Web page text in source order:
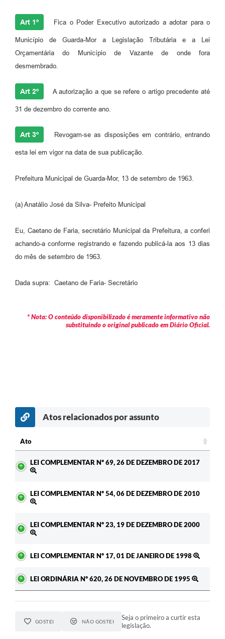
Art 1º Fica o Poder Executivo autorizado a adotar para o
Município de Guarda-Mor a Legislação Tributária e a Lei
Orçamentária do Município de Vazante de onde fora
desmembrado.
Art 2º A autorização a que se refere o artigo precedente até
31 de dezembro do corrente ano.
Art 3º Revogam-se as disposições em contrário, entrando
esta lei em vigor na data de sua publicação.
Prefeitura Municipal de Guarda-Mor, 13 de setembro de 1963.
(a) Anatálio José da Silva- Prefeito Municipal
Eu, Caetano de Faria, secretário Municipal da Prefeitura, a conferi
achando-a conforme registrando e fazendo publicá-la aos 13 dias
do mês de setembro de 1963.
Dada supra: Caetano de Faria- Secretário
* Nota: O conteúdo disponibilizado é meramente informativo não
substituindo o original publicado em Diário Oficial.
Atos relacionados por assunto
Ato
LEI COMPLEMENTAR Nº 69, 26 DE DEZEMBRO DE 2017
LEI COMPLEMENTAR Nº 54, 06 DE DEZEMBRO DE 2010
LEI COMPLEMENTAR Nº 23, 19 DE DEZEMBRO DE 2000
LEI COMPLEMENTAR Nº 17, 01 DE JANEIRO DE 1998
LEI ORDINÁRIA Nº 620, 26 DE NOVEMBRO DE 1995
GOSTEI NÃO GOSTEI
Seja o primeiro a curtir esta
legislação.